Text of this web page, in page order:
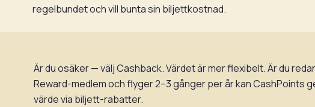
regelbundet och vill bunta sin biljettkostnad.
Är du osäker — välj Cashback. Värdet är mer flexibelt. Är du
Reward-medlem och flyger 2–3 gånger per år kan CashPoints
värde via biljett-rabatter.